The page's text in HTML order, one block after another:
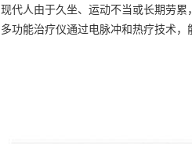
现代人由于久坐、运动不当或长期劳累
多功能治疗仪通过电脉冲和热疗技术，